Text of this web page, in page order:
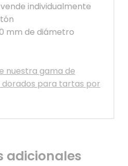
vende individualmente
mm de diámetro
nuestra gama de
para tartas por
adicionales